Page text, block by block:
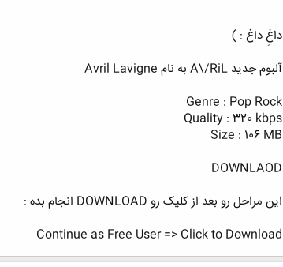
داغِ داغ : )
آلبوم جدید A\/RiL به نام Avril Lavigne
Genre : Pop Rock
Quality : 320 kbps
Size : 106 MB
DOWNLAOD
این مراحل رو بعد از کلیک رو DOWNLOAD انجام بده :
Continue as Free User => Click to Download